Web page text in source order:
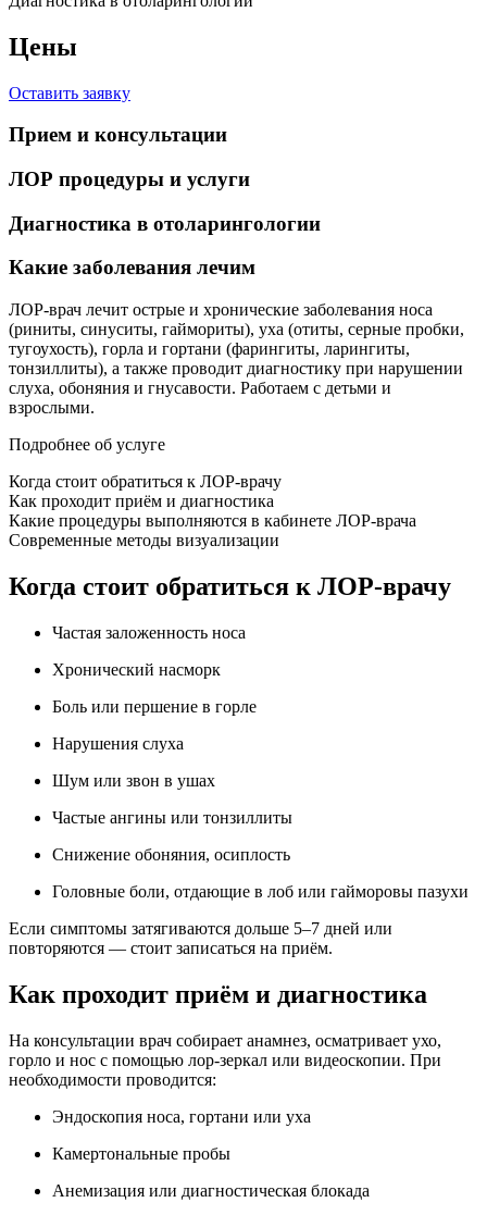
Цены
Оставить заявку
Прием и консультации
ЛОР процедуры и услуги
Диагностика в отоларингологии
Какие заболевания лечим
ЛОР-врач лечит острые и хронические заболевания носа
(риниты, синуситы, гаймориты), уха (отиты, серные пробки,
тугоухость), горла и гортани (фарингиты, ларингиты,
тонзиллиты), а также проводит диагностику при нарушении
слуха, обоняния и гнусавости. Работаем с детьми и
взрослыми.
Подробнее об услуге
Когда стоит обратиться к ЛОР-врачу
Как проходит приём и диагностика
Какие процедуры выполняются в кабинете ЛОР-врача
Современные методы визуализации
Когда стоит обратиться к ЛОР-врачу
Частая заложенность носа
Хронический насморк
Боль или першение в горле
Нарушения слуха
Шум или звон в ушах
Частые ангины или тонзиллиты
Снижение обоняния, осиплость
Головные боли, отдающие в лоб или гайморовы пазухи
Если симптомы затягиваются дольше 5–7 дней или
повторяются — стоит записаться на приём.
Как проходит приём и диагностика
На консультации врач собирает анамнез, осматривает ухо,
горло и нос с помощью лор-зеркал или видеоскопии. При
необходимости проводится:
Эндоскопия носа, гортани или уха
Камертональные пробы
Анемизация или диагностическая блокада